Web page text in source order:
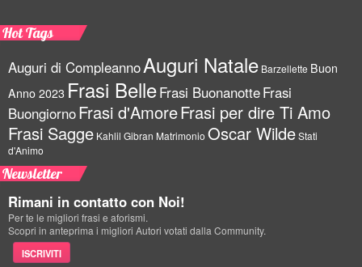
Hot Tags
Auguri di CompleannoAuguri Natale Barzellette Buon
Anno 2023 Frasi BelleFrasi BuonanotteFrasi
BuongiornoFrasi d'AmoreFrasi per dire Ti Amo
Frasi Sagge Kahlil Gibran Matrimonio Oscar WildeStati
d'Animo
Newsletter
Rimani in contatto con Noi!
Per te le migliori frasi e aforismi.
Scopri in anteprima i migliori Autori votati dalla Community.
ISCRIVITI